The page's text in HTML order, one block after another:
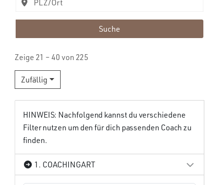
Suche
Zeige 21 – 40 von 225
Zufällig
HINWEIS: Nachfolgend kannst du verschiedene
Filter nutzen um den für dich passenden Coach zu
finden.
1. COACHINGART